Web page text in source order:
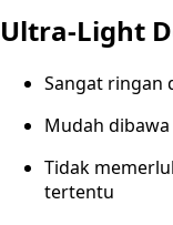
Ultra-Light
Sangat ringan
Mudah
Tidak
tertentu